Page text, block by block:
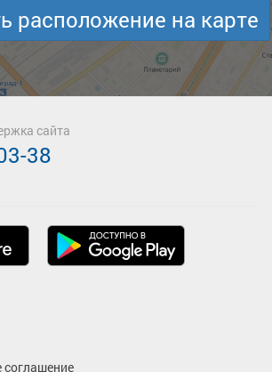
расположение на карте
соглашение
сайта
38